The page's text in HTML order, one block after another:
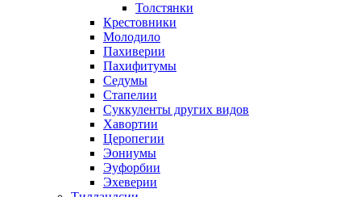
Толстянки
Крестовники
Молодило
Пахиверии
Пахифитумы
Седумы
Стапелии
Суккуленты других видов
Хавортии
Церопегии
Эониумы
Эуфорбии
Эхеверии